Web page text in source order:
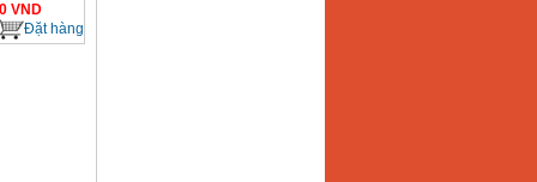
VND
Đặt hàng